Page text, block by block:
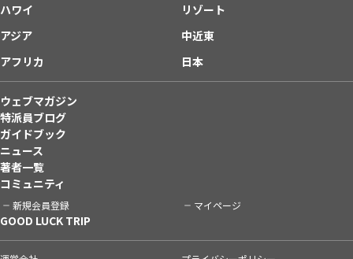
ハワイ
リゾート
アジア
中近東
アフリカ
日本
ウェブマガジン
特派員ブログ
ガイドブック
ニュース
著者一覧
コミュニティ
新規会員登録 マイページ
GOOD LUCK TRIP